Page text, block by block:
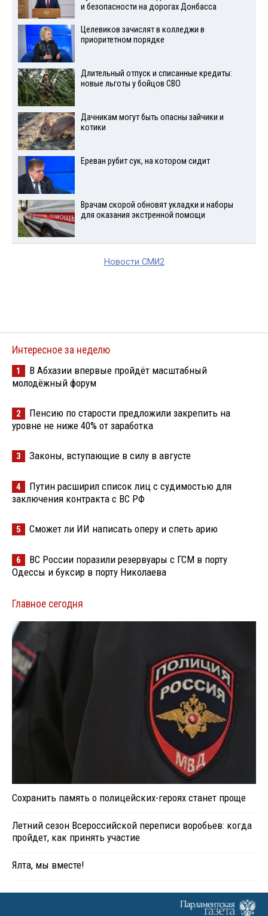
и безопасности на дорогах Донбасса
Целевиков зачислят в колледжи в
приоритетном порядке
Длительный отпуск и списанные кредиты:
новые льготы у бойцов СВО
Дачникам могут быть опасны зайчики и
котики
Ереван рубит сук, на котором сидит
Врачам скорой обновят укладки и наборы
для оказания экстренной помощи
Новости СМИ2
Интересное за неделю
1
В Абхазии впервые пройдёт масштабный
молодёжный форум
2
Пенсию по старости предложили закрепить на
уровне не ниже 40% от заработка
3 Законы, вступающие в силу в августе
4
Путин расширил список лиц с судимостью для
заключения контракта с ВС РФ
5 Сможет ли ИИ написать оперу и спеть арию
6
ВС России поразили резервуары с ГСМ в порту
Одессы и буксир в порту Николаева
Главное сегодня
Сохранить память о полицейских-героях станет проще
Летний сезон Всероссийской переписи воробьев: когда
пройдет, как принять участие
Ялта, мы вместе!